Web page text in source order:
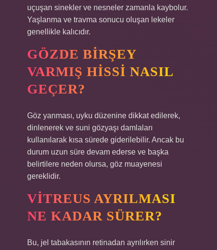
uçuşan sinekler ve nesneler zamanla kaybolur.
Yaşlanma ve travma sonucu oluşan lekeler
genellikle kalıcıdır.
GÖZDE BIRŞEY
VARMIŞ HISSI NASIL
GEÇER?
Göz yanması, uyku düzenine dikkat edilerek,
dinlenerek ve suni gözyaşı damlaları
kullanılarak kısa sürede giderilebilir. Ancak bu
durum uzun süre devam ederse ve başka
belirtilere neden olursa, göz muayenesi
gereklidir.
VITREUS AYRILMASI
NE KADAR SÜRER?
Bu, jel tabakasının retinadan ayrılırken sinir